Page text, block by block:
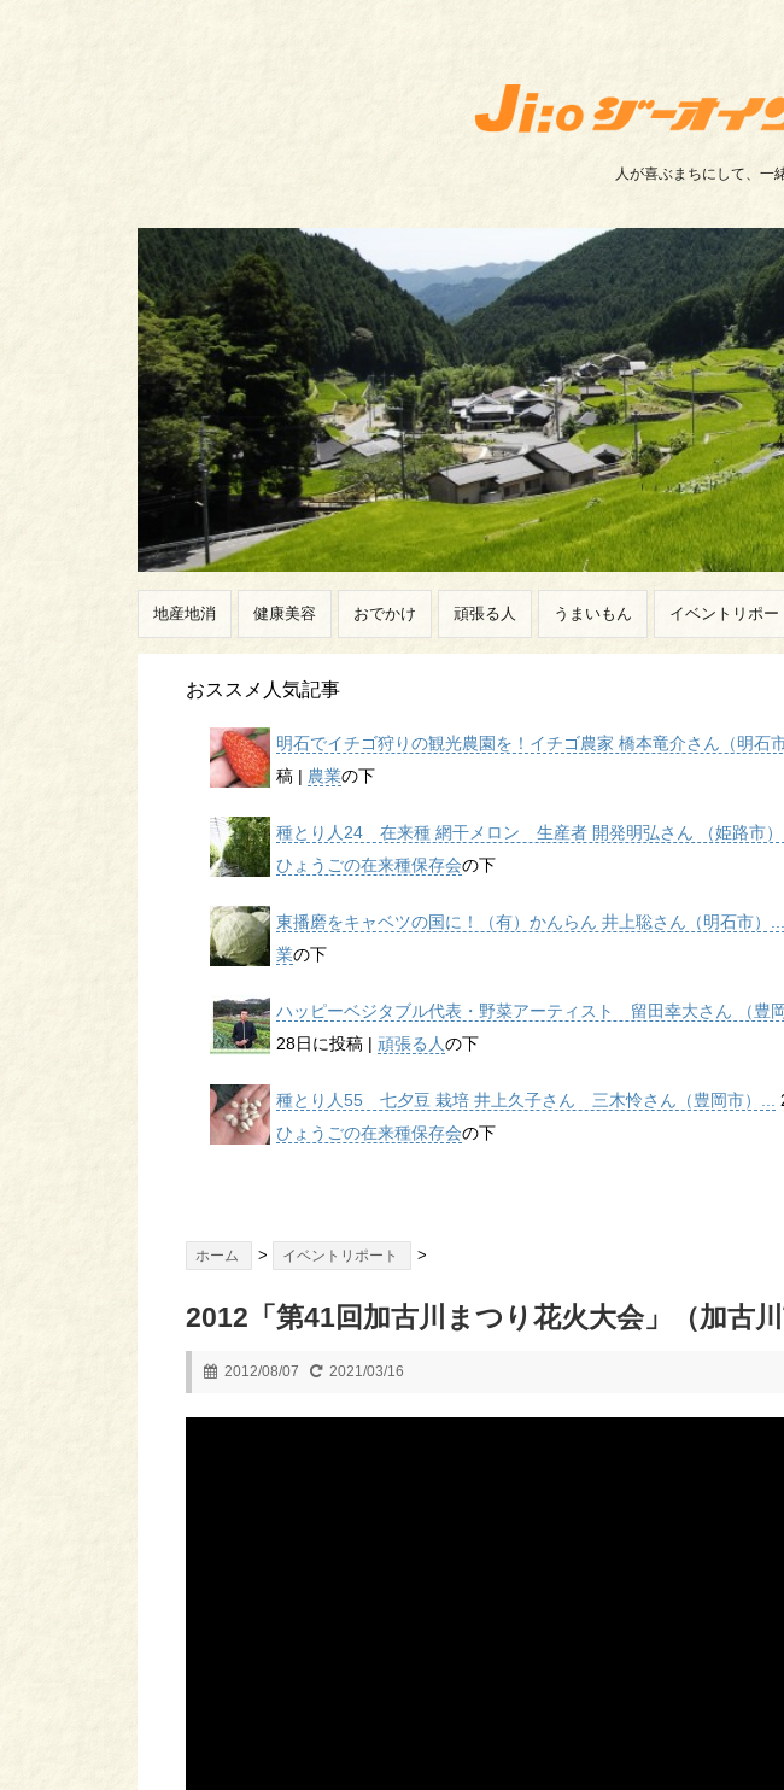
人が喜ぶまちにして、一
地産地消 健康美容 おでかけ 頑張る人 うまいもん イベントリポー
おススメ人気記事
明石でイチゴ狩りの観光農園を！イチゴ農家 橋本竜介さん（明石市
稿 | 農業の下
種とり人24 在来種 網干メロン 生産者 開発明弘さん （姫路市）
ひょうごの在来種保存会の下
東播磨をキャベツの国に！（有）かんらん 井上聡さん（明石市）...
業の下
ハッピーベジタブル代表・野菜アーティスト 留田幸大さん （豊岡
28日に投稿 | 頑張る人の下
種とり人55 七夕豆 栽培 井上久子さん 三木怜さん（豊岡市）...
ひょうごの在来種保存会の下
ホーム > イベントリポート >
2012「第41回加古川まつり花火大会」（加古川
2012/08/07 2021/03/16